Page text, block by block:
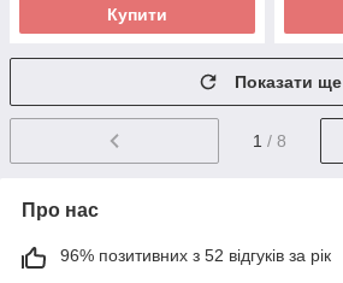
Купити
Показати ще
1 / 8
Про нас
96% позитивних з 52 відгуків за рік